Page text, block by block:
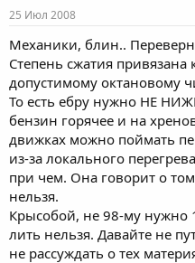
25 Июл 2008
Механики, блин..
Степень сжатия
допустимому октановому
То есть ебру нужно НЕ
бензин горячее и на
движках можно поймать
из-за локального
при чем. Она говорит о
нельзя.
Крысобой, не 98-му нужно
лить нельзя. Давайте не
не рассуждать о тех